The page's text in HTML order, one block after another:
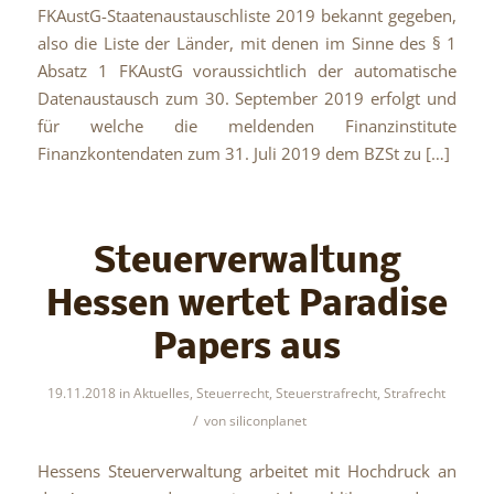
FKAustG-Staatenaustauschliste 2019 bekannt gegeben,
also die Liste der Länder, mit denen im Sinne des § 1
Absatz 1 FKAustG voraussichtlich der automatische
Datenaustausch zum 30. September 2019 erfolgt und
für welche die meldenden Finanzinstitute
Finanzkontendaten zum 31. Juli 2019 dem BZSt zu […]
Steuerverwaltung
Hessen wertet Paradise
Papers aus
19.11.2018 inAktuelles,Steuerrecht,Steuerstrafrecht,Strafrecht
/ vonsiliconplanet
Hessens Steuerverwaltung arbeitet mit Hochdruck an